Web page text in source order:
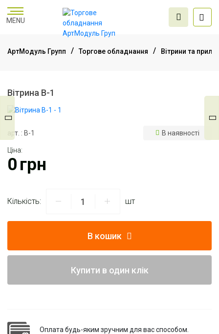
MENU
обладнання
проектування
АртМодуль Групп Торгове обладнання Вітрини та
Вітрина В-1
арт. : В-1 В наявності
Ціна:
0грн
Кількість: шт
В кошик
Купити в один клік
Оплата будь-яким зручним для вас способом.